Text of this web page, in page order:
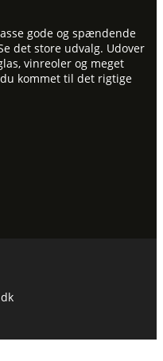
gode og spændende
det store udvalg. Udover
vinreoler og meget
kommet til det rigtige